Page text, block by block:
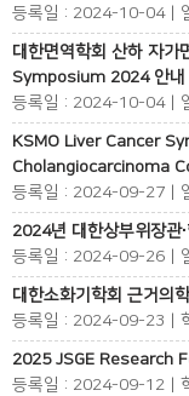
등록일 : 2024-10-04 |
대한면역학회 산하 자
Symposium 2024 안내
등록일 : 2024-10-04 |
KSMO Liver Cancer
Cholangiocarcinoma
등록일 : 2024-09-27 |
2024년 대한상부위장관
등록일 : 2024-09-26 |
대한소화기학회 근거의
등록일 : 2024-09-23 |
2025 JSGE Research
등록일 : 2024-09-12 |